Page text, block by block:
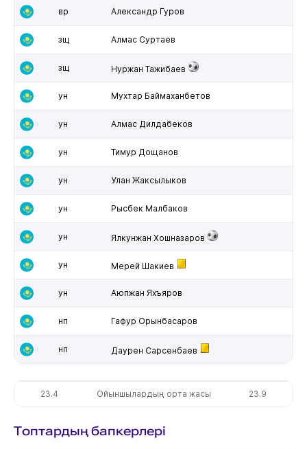
вр Александр Гуров
зщ Алмас Суртаев
зщ Нуржан Тажибаев
ун Мухтар Баймаханбетов
ун Алмас Дилдабеков
ун Тимур Дощанов
ун Улан Жаксылыков
ун Рысбек Малбаков
ун Ялкунжан Хошназаров
ун Мерей Шакиев
ун Аюпжан Яхъяров
нп Гафур Орынбасаров
нп Даурен Сарсенбаев
23.4 Ойыншылардың орта жасы 23.9
Топтардың бапкерлері